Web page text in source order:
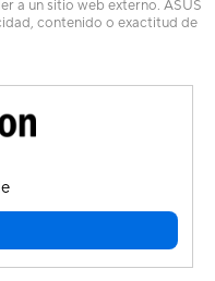
a un sitio web externo. ASUS
contenido o exactitud de